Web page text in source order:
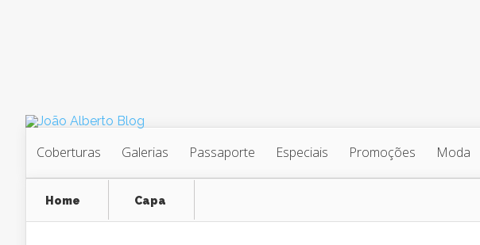
Coberturas Galerias Passaporte Especiais Promoções Moda
Home Capa